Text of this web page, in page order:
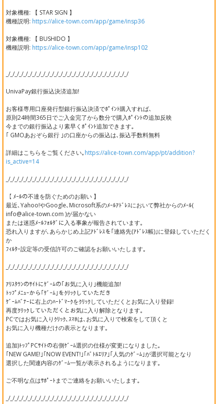
対象機種: 【 STAR SIGN 】
機種説明: https://alice-town.com/app/game/insp36
対象機種: 【 BUSHIDO 】
機種説明: https://alice-town.com/app/game/insp102
_/_/_/_/_/_/_/_/_/_/_/_/_/_/_/_/_/_/_/_/_/_/_/_/_/_/_/_/
UnivaPay銀行振込決済追加!
お客様専用口座発行型銀行振込決済でﾎﾟｲﾝﾄ購入すれば､
原則24時間365日でご入金完了から数分で購入ﾎﾟｲﾝﾄの追加反映
今までの銀行振込より素早くﾎﾟｲﾝﾄ追加できます｡
｢ GMOあおぞら銀行 ｣の口座からの振込は､振込手数料無料
詳細はこちらをご覧ください｡https://alice-town.com/app/pt/addition?
is_active=14
_/_/_/_/_/_/_/_/_/_/_/_/_/_/_/_/_/_/_/_/_/_/_/_/_/_/_/_/
【 ﾒｰﾙの不達を防ぐためのお願い 】
最近､Yahoo!やGoogle､Microsoft系のﾒｰﾙｱﾄﾞﾚｽにおいて弊社からのﾒｰﾙ(
info@alice-town.com )が届かない
または迷惑ﾒｰﾙﾌｫﾙﾀﾞに入る事象が報告されています｡
恐れ入りますが､あらかじめ上記ｱﾄﾞﾚｽを｢連絡先(ｱﾄﾞﾚｽ帳)｣に登録していただく
か
ﾌｨﾙﾀｰ設定等の受信許可のご確認をお願いいたします｡
_/_/_/_/_/_/_/_/_/_/_/_/_/_/_/_/_/_/_/_/_/_/_/_/_/_/_/_/
ｱﾘｽﾀｳﾝのｻｲﾄにｹﾞｰﾑの｢お気に入り｣機能追加!
ﾄｯﾌﾟﾒﾆｭｰから｢ｹﾞｰﾑ｣をｸﾘｯｸしていただき
ｹﾞｰﾑﾊﾞﾅｰに右上のﾊｰﾄﾞﾏｰｸをｸﾘｯｸしていただくとお気に入り登録!
再度ｸﾘｯｸしていただくとお気に入り解除となります｡
PCではお気に入りｸﾘｯｸ､ｽﾏﾎは､お気に入りで検索をして頂くと
お気に入り機種だけの表示となります｡
追加)ﾄｯﾌﾟPCｻｲﾄの右側ｹﾞｰﾑ選択の仕様が変更になりました｡
｢NEW GAME!｣｢NOW EVENT!｣｢ﾊﾞﾄﾙｴﾘｱ｣｢人気のｹﾞｰﾑ｣が選択可能となり
選択した関連内容のｹﾞｰﾑ一覧が表示されるようになります｡
ご不明な点はｻﾎﾟｰﾄまでご連絡をお願いいたします｡
_/_/_/_/_/_/_/_/_/_/_/_/_/_/_/_/_/_/_/_/_/_/_/_/_/_/_/_/